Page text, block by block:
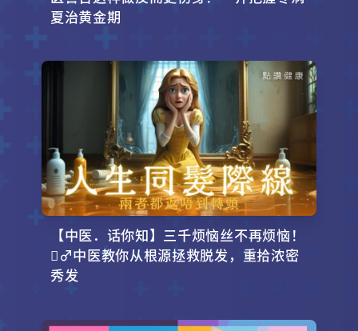
夏治黄金期
【中医．话你知】三千烦恼丝不再烦恼！
‍♂️中医教你从根源拯救脱发，重拾浓密
秀发